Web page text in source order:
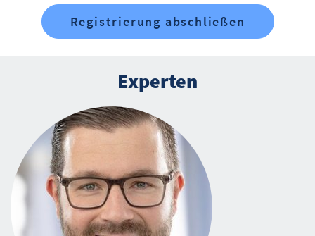
Registrierung abschließen
Experten